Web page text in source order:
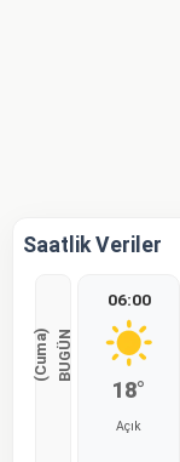
Saatlik Veriler
B
U
G
Ü
N
(
C
u
m
a
)
06:00
18°
Açık